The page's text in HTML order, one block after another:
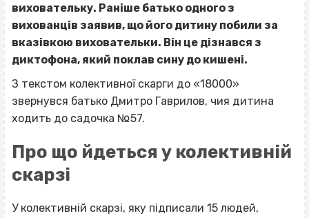
виховательку. Раніше батько одного з
вихованців заявив, що його дитину побили за
вказівкою виховательки. Він це дізнався з
диктофона, який поклав сину до кишені.
З текстом колективної скарги до «18000»
звернувся батько Дмитро Гаврилов, чия дитина
ходить до садочка №57.
Про що йдеться у колективній
скарзі
У колективній скарзі, яку підписали 15 людей,